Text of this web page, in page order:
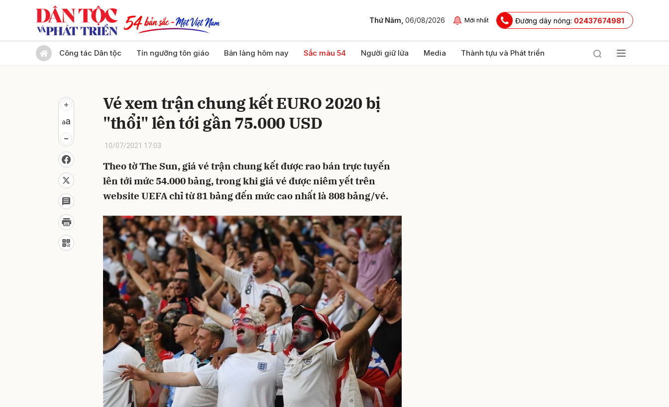
Thứ Năm, 06/08/2026 Mới nhất Đường dây nóng: 02437674981
Công tác Dân tộc Tín ngưỡng tôn giáo Bản làng hôm nay Sắc màu 54 Người giữ lửa Media Thành tựu và Phát triển
Vé xem trận chung kết EURO 2020 bị
"thổi" lên tới gần 75.000 USD
10/07/2021 17:03
Theo tờ The Sun, giá vé trận chung kết được rao bán trực tuyến
lên tới mức 54.000 bảng, trong khi giá vé được niêm yết trên
website UEFA chỉ từ 81 bảng đến mức cao nhất là 808 bảng/vé.
Gửi bình luận